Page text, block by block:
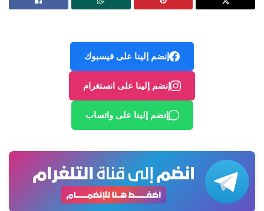
إنضم إلينا على فيسبوك
إنضم إلينا على انستغرام
إنضم إلينا على واتساب